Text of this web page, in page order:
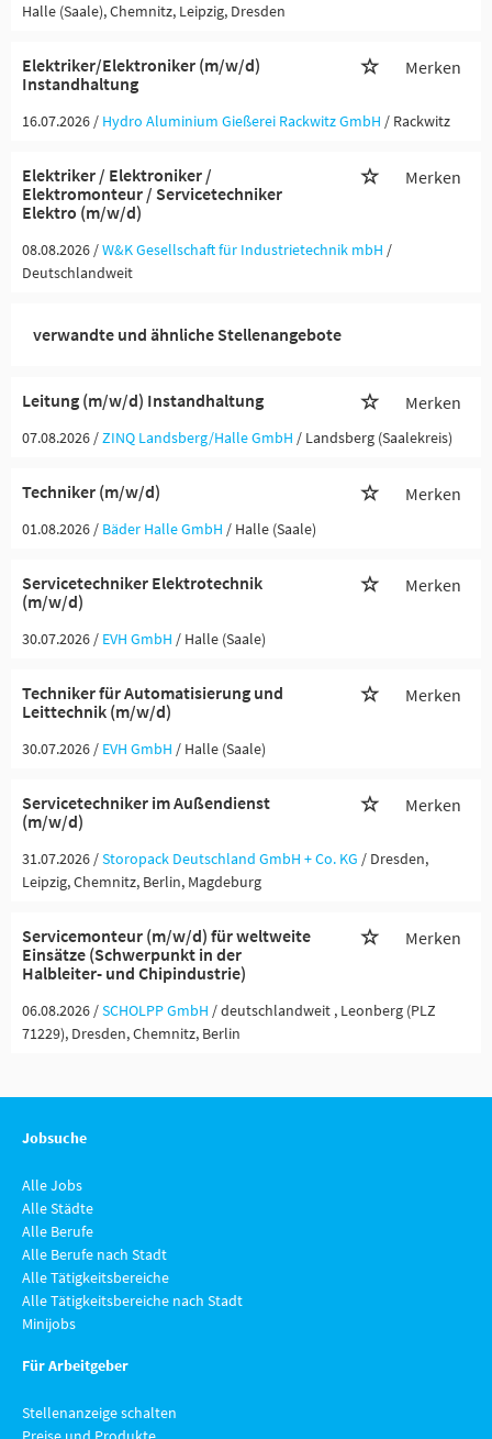
Halle (Saale), Chemnitz, Leipzig, Dresden
Elektriker/Elektroniker (m/w/d)
Instandhaltung
Merken
16.07.2026 / Hydro Aluminium Gießerei Rackwitz GmbH / Rackwitz
Elektriker / Elektroniker /
Elektromonteur / Servicetechniker
Elektro (m/w/d)
Merken
08.08.2026 /W&K Gesellschaft für Industrietechnik mbH /
Deutschlandweit
verwandte und ähnliche Stellenangebote
Leitung (m/w/d) Instandhaltung Merken
07.08.2026 /ZINQ Landsberg/Halle GmbH / Landsberg (Saalekreis)
Techniker (m/w/d) Merken
01.08.2026 / Bäder Halle GmbH / Halle (Saale)
Servicetechniker Elektrotechnik
(m/w/d)
Merken
30.07.2026 / EVH GmbH / Halle (Saale)
Techniker für Automatisierung und
Leittechnik (m/w/d)
Merken
30.07.2026 / EVH GmbH / Halle (Saale)
Servicetechniker im Außendienst
(m/w/d)
Merken
31.07.2026 /Storopack Deutschland GmbH + Co. KG / Dresden,
Leipzig, Chemnitz, Berlin, Magdeburg
Servicemonteur (m/w/d) für weltweite
Einsätze (Schwerpunkt in der
Halbleiter- und Chipindustrie)
Merken
06.08.2026 /SCHOLPP GmbH / deutschlandweit , Leonberg (PLZ
71229), Dresden, Chemnitz, Berlin
Jobsuche
Alle Jobs
Alle Städte
Alle Berufe
Alle Berufe nach Stadt
Alle Tätigkeitsbereiche
Alle Tätigkeitsbereiche nach Stadt
Minijobs
Für Arbeitgeber
Stellenanzeige schalten